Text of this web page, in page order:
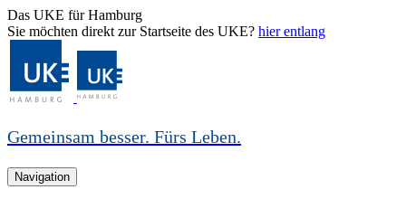
Das UKE für Hamburg
Sie möchten direkt zur Startseite des UKE? hier entlang
Gemeinsam besser. Fürs Leben.
Navigation